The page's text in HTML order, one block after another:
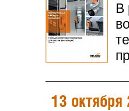
В
13 октября